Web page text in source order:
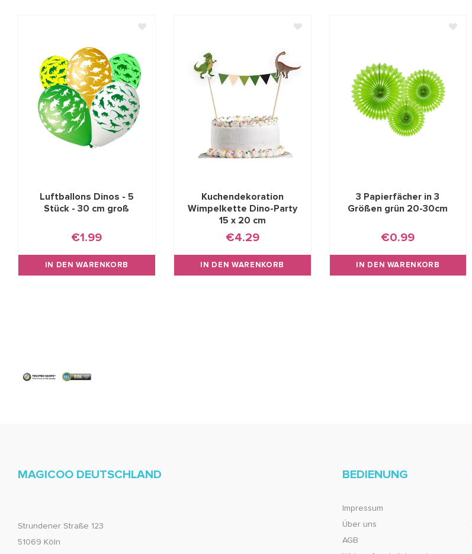
Luftballons Dinos - 5
Stück - 30 cm groß
€1.99
IN DEN WARENKORB
Kuchendekoration
Wimpelkette Dino-Party
15 x 20 cm
€4.29
IN DEN WARENKORB
3 Papierfächer in 3
Größen grün 20-30cm
€0.99
IN DEN WARENKORB
MAGICOO DEUTSCHLAND
Strundener Straße 123
51069 Köln
BEDIENUNG
Impressum
Über uns
AGB